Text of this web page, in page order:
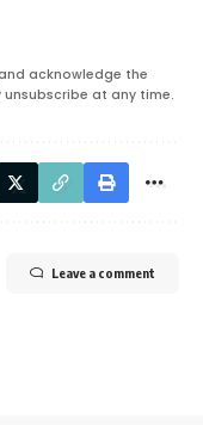
and acknowledge the
unsubscribe at any time.
Leave a comment